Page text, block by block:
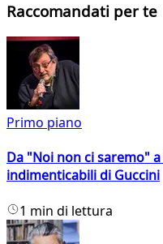
Raccomandati per te
Primo piano
Da "Noi non ci saremo"
indimenticabili di Guccini
1 min di lettura